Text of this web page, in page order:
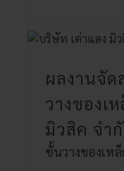
ผลงานจั
วางของเ
มิวสิค จํา
ชั้นวางของเหล็